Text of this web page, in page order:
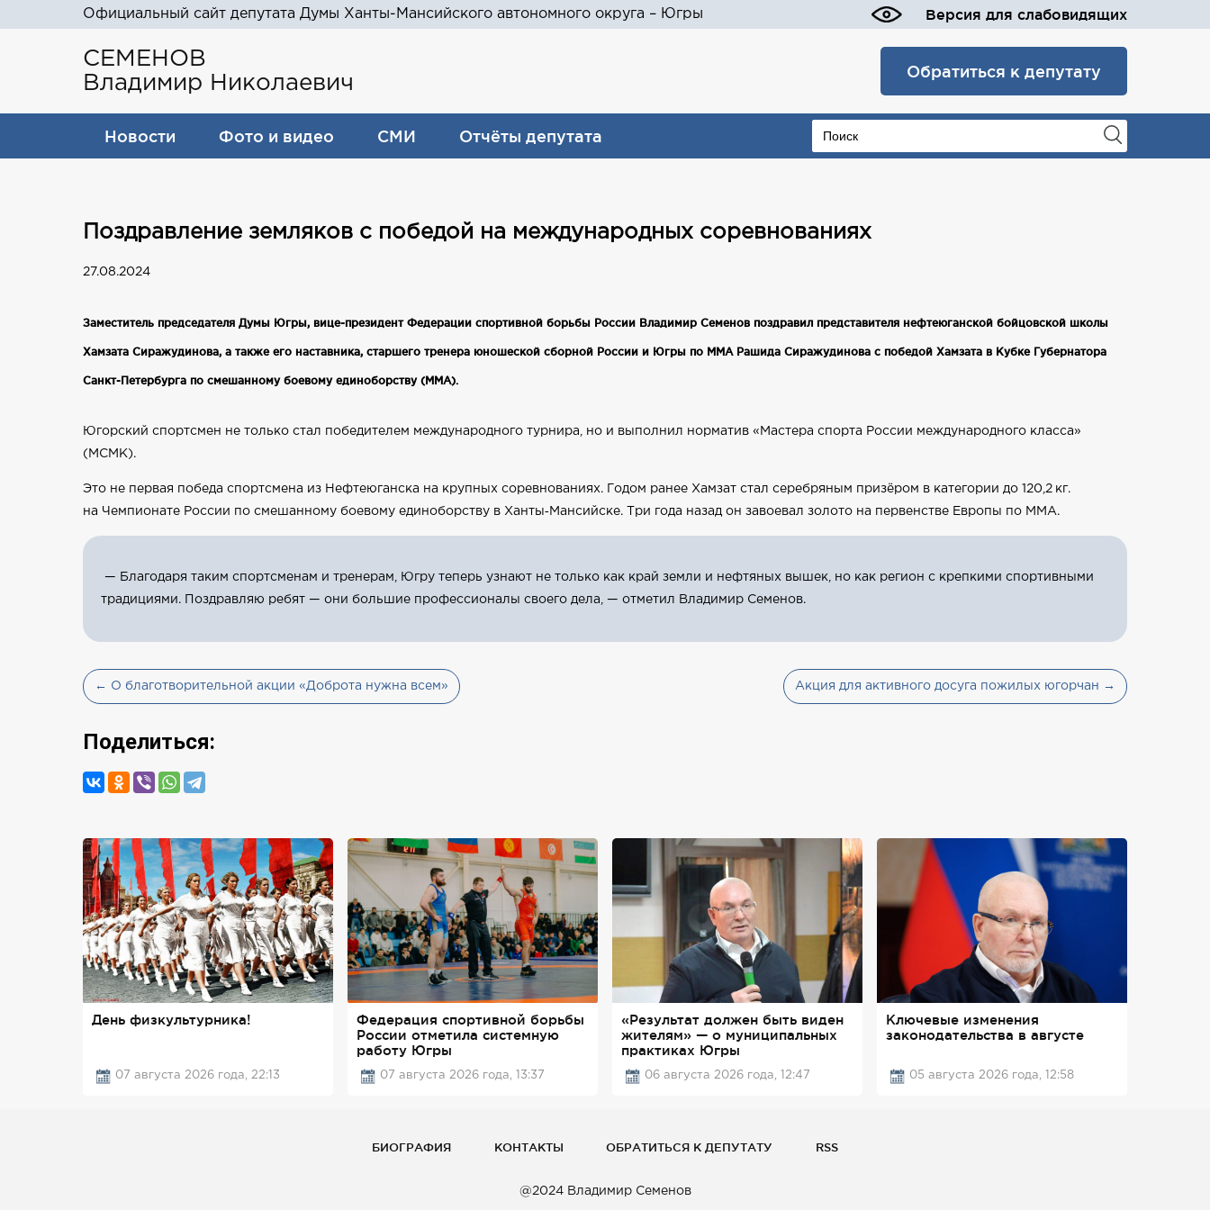
Официальный сайт депутата Думы Ханты-Мансийского автономного округа – Югры Версия для слабовидящих
СЕМЕНОВ
Владимир Николаевич
Обратиться к депутату
Новости Фото и видео СМИ Отчёты депутата
Поздравление земляков с победой на международных соревнованиях
27.08.2024
Заместитель председателя Думы Югры, вице‑президент Федерации спортивной борьбы России Владимир Семенов поздравил представителя нефтеюганской бойцовской школы
Хамзата Сиражудинова, а также его наставника, старшего тренера юношеской сборной России и Югры по ММА Рашида Сиражудинова с победой Хамзата в Кубке Губернатора
Санкт‑Петербурга по смешанному боевому единоборству (MMA).
Югорский спортсмен не только стал победителем международного турнира, но и выполнил норматив «Мастера спорта России международного класса»
(МСМК).
Это не первая победа спортсмена из Нефтеюганска на крупных соревнованиях. Годом ранее Хамзат стал серебряным призёром в категории до 120,2 кг.
на Чемпионате России по смешанному боевому единоборству в Ханты‑Мансийске. Три года назад он завоевал золото на первенстве Европы по ММА.
— Благодаря таким спортсменам и тренерам, Югру теперь узнают не только как край земли и нефтяных вышек, но как регион с крепкими спортивными
традициями. Поздравляю ребят — они большие профессионалы своего дела, — отметил Владимир Семенов.
← О благотворительной акции «Доброта нужна всем» Акция для активного досуга пожилых югорчан →
Поделиться:
День физкультурника!
07 августа 2026 года, 22:13
Федерация спортивной борьбы
России отметила системную
работу Югры
07 августа 2026 года, 13:37
«Результат должен быть виден
жителям» — о муниципальных
практиках Югры
06 августа 2026 года, 12:47
Ключевые изменения
законодательства в августе
05 августа 2026 года, 12:58
БИОГРАФИЯ КОНТАКТЫ ОБРАТИТЬСЯ К ДЕПУТАТУ RSS
@2024 Владимир Семенов